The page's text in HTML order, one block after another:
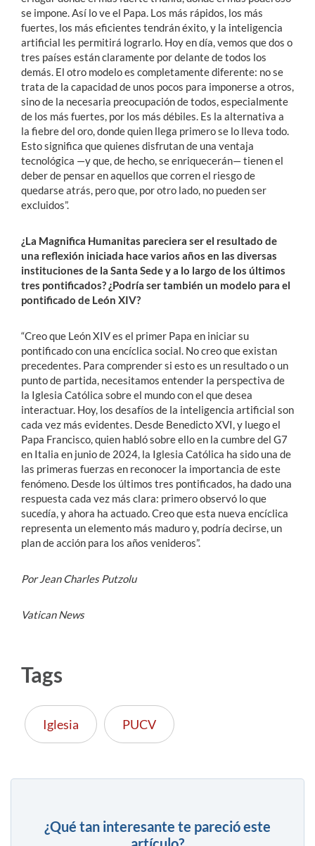
se impone. Así lo ve el Papa. Los más rápidos, los más
fuertes, los más eficientes tendrán éxito, y la inteligencia
artificial les permitirá lograrlo. Hoy en día, vemos que dos o
tres países están claramente por delante de todos los
demás. El otro modelo es completamente diferente: no se
trata de la capacidad de unos pocos para imponerse a otros,
sino de la necesaria preocupación de todos, especialmente
de los más fuertes, por los más débiles. Es la alternativa a
la fiebre del oro, donde quien llega primero se lo lleva todo.
Esto significa que quienes disfrutan de una ventaja
tecnológica —y que, de hecho, se enriquecerán— tienen el
deber de pensar en aquellos que corren el riesgo de
quedarse atrás, pero que, por otro lado, no pueden ser
excluidos”.
¿La Magnifica Humanitas pareciera ser el resultado de
una reflexión iniciada hace varios años en las diversas
instituciones de la Santa Sede y a lo largo de los últimos
tres pontificados? ¿Podría ser también un modelo para el
pontificado de León XIV?
“Creo que León XIV es el primer Papa en iniciar su
pontificado con una encíclica social. No creo que existan
precedentes. Para comprender si esto es un resultado o un
punto de partida, necesitamos entender la perspectiva de
la Iglesia Católica sobre el mundo con el que desea
interactuar. Hoy, los desafíos de la inteligencia artificial son
cada vez más evidentes. Desde Benedicto XVI, y luego el
Papa Francisco, quien habló sobre ello en la cumbre del G7
en Italia en junio de 2024, la Iglesia Católica ha sido una de
las primeras fuerzas en reconocer la importancia de este
fenómeno. Desde los últimos tres pontificados, ha dado una
respuesta cada vez más clara: primero observó lo que
sucedía, y ahora ha actuado. Creo que esta nueva encíclica
representa un elemento más maduro y, podría decirse, un
plan de acción para los años venideros”.
Por Jean Charles Putzolu
Vatican News
Tags
Iglesia PUCV
¿Qué tan interesante te pareció este